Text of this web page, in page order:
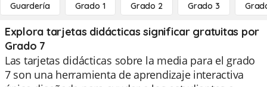
Guardería Grado 1 Grado 2 Grado 3
Explora tarjetas didácticas significar gratuitas por
Grado 7
Las tarjetas didácticas sobre la media para el grado
7 son una herramienta de aprendizaje interactiva